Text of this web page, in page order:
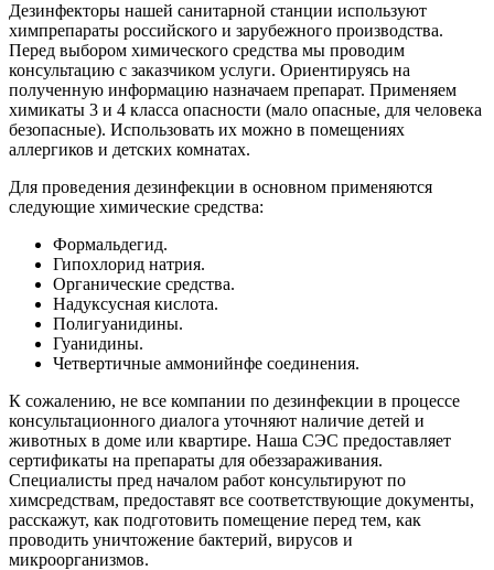
Дезинфекторы нашей санитарной станции используют
химпрепараты российского и зарубежного производства.
Перед выбором химического средства мы проводим
консультацию с заказчиком услуги. Ориентируясь на
полученную информацию назначаем препарат. Применяем
химикаты 3 и 4 класса опасности (мало опасные, для человека
безопасные). Использовать их можно в помещениях
аллергиков и детских комнатах.
Для проведения дезинфекции в основном применяются
следующие химические средства:
Формальдегид.
Гипохлорид натрия.
Органические средства.
Надуксусная кислота.
Полигуанидины.
Гуанидины.
Четвертичные аммонийнфе соединения.
К сожалению, не все компании по дезинфекции в процессе
консультационного диалога уточняют наличие детей и
животных в доме или квартире. Наша СЭС предоставляет
сертификаты на препараты для обеззараживания.
Специалисты пред началом работ консультируют по
химсредствам, предоставят все соответствующие документы,
расскажут, как подготовить помещение перед тем, как
проводить уничтожение бактерий, вирусов и
микроорганизмов.